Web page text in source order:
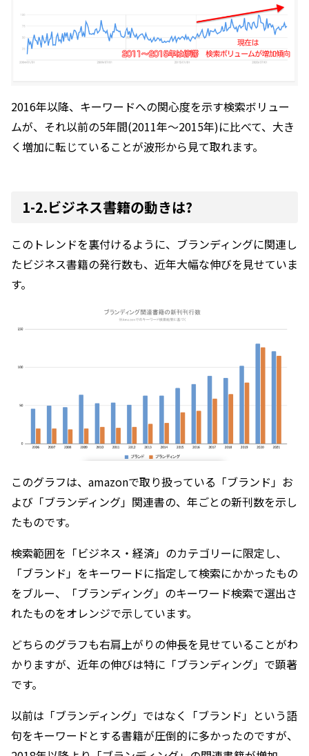
2016年以降、キーワードへの関心度を示す検索ボリュー
ムが、それ以前の5年間(2011年～2015年)に比べて、大き
く増加に転じていることが波形から見て取れます。
1-2.ビジネス書籍の動きは?
このトレンドを裏付けるように、ブランディングに関連し
たビジネス書籍の発行数も、近年大幅な伸びを見せていま
す。
このグラフは、amazonで取り扱っている「ブランド」お
よび「ブランディング」関連書の、年ごとの新刊数を示し
たものです。
検索範囲を「ビジネス・経済」のカテゴリーに限定し、
「ブランド」をキーワードに指定して検索にかかったもの
をブルー、「ブランディング」のキーワード検索で選出さ
れたものをオレンジで示しています。
どちらのグラフも右肩上がりの伸長を見せていることがわ
かりますが、近年の伸びは特に「ブランディング」で顕著
です。
以前は「ブランディング」ではなく「ブランド」という語
句をキーワードとする書籍が圧倒的に多かったのですが、